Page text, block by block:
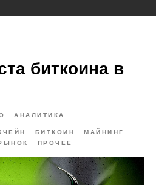
биткоина в
АНАЛИТИКА
БИТКОИН
МАЙНИНГ
ПРОЧЕЕ